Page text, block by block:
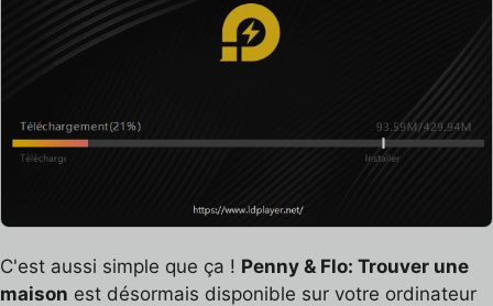
C'est aussi simple que ça ! Penny & Flo: Trouver une
maison est désormais disponible sur votre ordinateur